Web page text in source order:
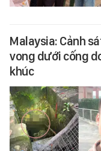
Malaysia: Cảnh
vong dưới cống
khúc